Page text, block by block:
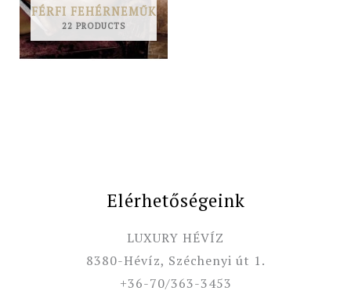
FÉRFI FEHÉRNEMŰK
22 PRODUCTS
Elérhetőségeink
LUXURY HÉVÍZ
8380-Hévíz, Széchenyi út 1.
+36-70/363-3453